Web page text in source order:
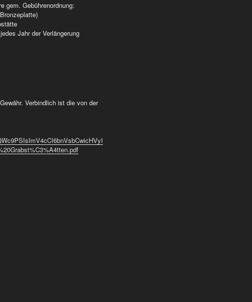
gem. Gebührenordnung:
Jahr der Verlängerung
Verbindlich ist die von der